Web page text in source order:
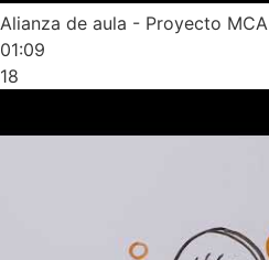
Alianza de aula - Proyecto MCA
01:09
18